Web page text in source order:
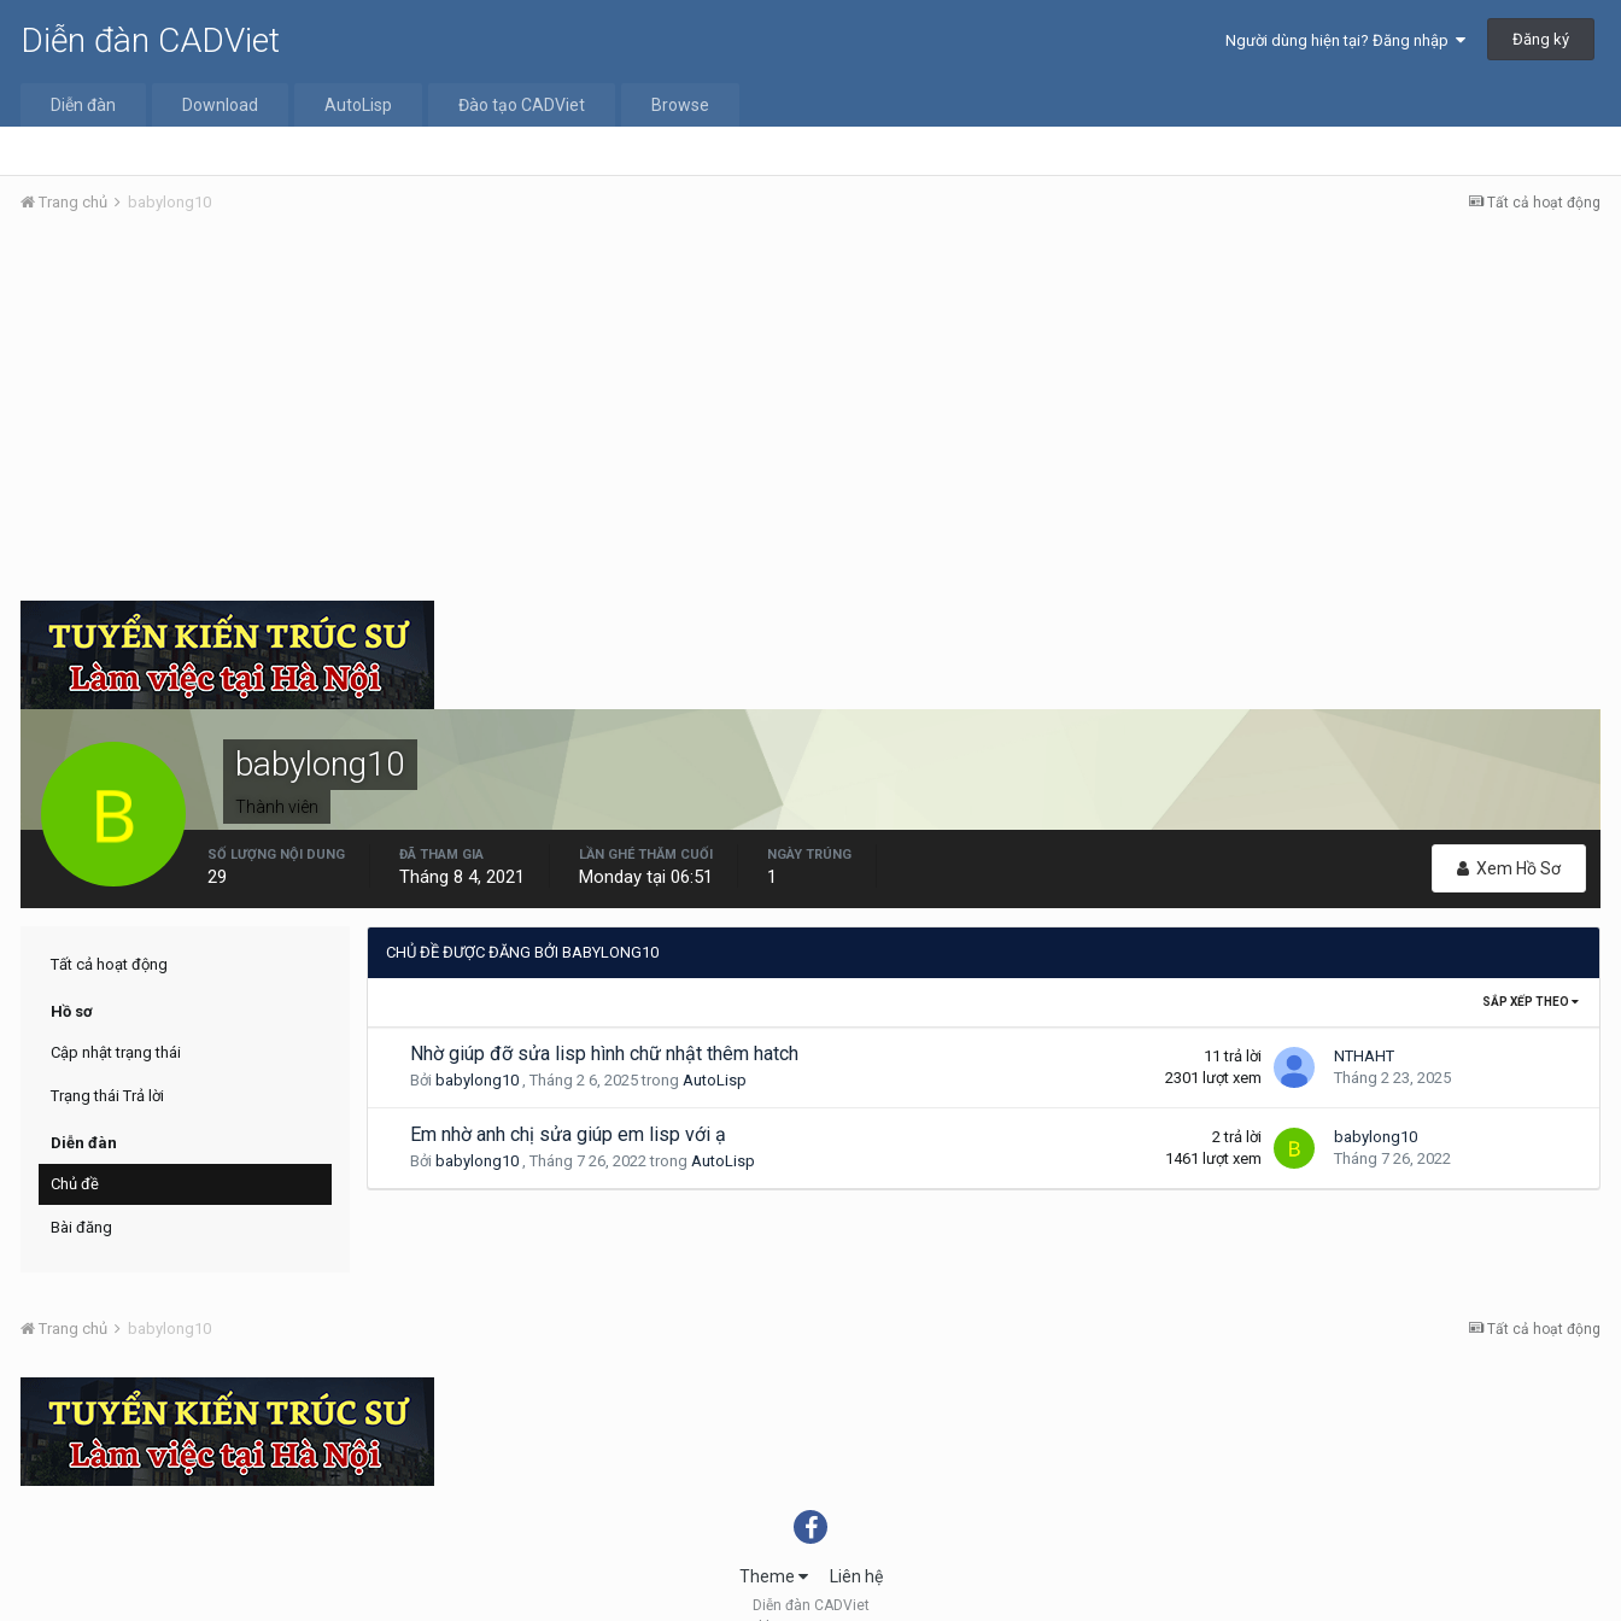
Diễn đàn CADViet Người dùng hiện tại? Đăng nhập Đăng ký
Diễn đàn Download AutoLisp Đào tạo CADViet Browse
Tất cả hoạt động
Trang chủ babylong10
babylong10
Thành viên
Xem Hồ Sơ
SỐ LƯỢNG NỘI DUNG
29
ĐÃ THAM GIA
Tháng 8 4, 2021
LẦN GHÉ THĂM CUỐI
Monday tại 06:51
NGÀY TRÚNG
1
Tất cả hoạt động
Hồ sơ
Cập nhật trạng thái
Trạng thái Trả lời
Diễn đàn
Chủ đề
Bài đăng
CHỦ ĐỀ ĐƯỢC ĐĂNG BỞI BABYLONG10
SẮP XẾP THEO
Nhờ giúp đỡ sửa lisp hình chữ nhật thêm hatch
Bởi babylong10 , Tháng 2 6, 2025trong AutoLisp
11 trả lời
2301 lượt xem
NTHAHT
Tháng 2 23, 2025
Em nhờ anh chị sửa giúp em lisp với ạ
Bởi babylong10 , Tháng 7 26, 2022trong AutoLisp
2 trả lời
1461 lượt xem
babylong10
Tháng 7 26, 2022
Tất cả hoạt động
Trang chủ babylong10
Theme Liên hệ
Diễn đàn CADViet